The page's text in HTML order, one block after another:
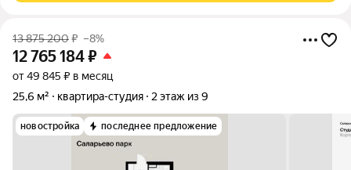
13 875 200₽ –8%
12 765 184₽
от 49 845 ₽ в месяц
25,6 м²
квартира-студия 2 этаж из 9
новостройка последнее предложение